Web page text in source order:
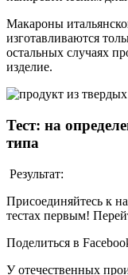
Макароны
изготавливаются
остальных случаях
изделие.
Тест: на
типа
Результат:
Присоединяйтесь к
тестах первым!
Поделиться в
У отечественных